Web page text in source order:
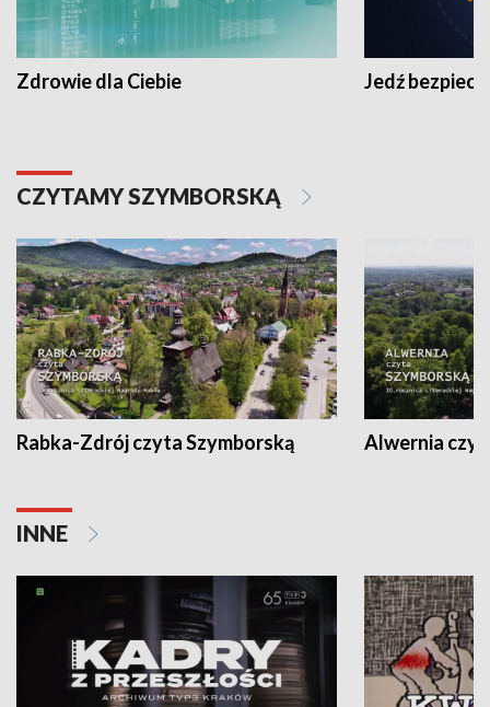
Zdrowie dla Ciebie Jedź
CZYTAMY SZYMBORSKĄ
Rabka-Zdrój czyta Szymborską Alwernia
INNE